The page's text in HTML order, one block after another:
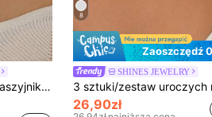
3-częściowy zestaw naszyjników w stylu wakacji na plaży, 3-warstwowy, z motywem oceanu, z modnymi platynowymi koralikami, rozgwiazdą i białą muszlą, idealny na co dzień, na wakacje, imprezy i festiwale muzyczne. Rozmiar, kolor i ilość koralików są losowe.
8
Zaoszczędź
SHINES JEWELRY
26,90zł